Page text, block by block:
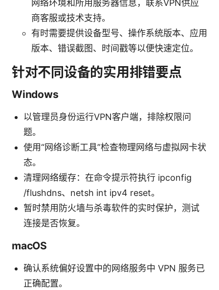
网络环境和所用服务器信息，联系VPN供应
商客服或技术支持。
有时需要提供设备型号、操作系统版本、应用
版本、错误截图、时间戳等以便快速定位。
针对不同设备的实用排错要点
Windows
以管理员身份运行VPN客户端，排除权限问
题。
使用“网络诊断工具”检查物理网络与虚拟网卡状
态。
清理网络缓存：在命令提示符执行 ipconfig
/flushdns、netsh int ipv4 reset。
暂时禁用防火墙与杀毒软件的实时保护，测试
连接是否恢复。
macOS
确认系统偏好设置中的网络服务中 VPN 服务已
正确配置。